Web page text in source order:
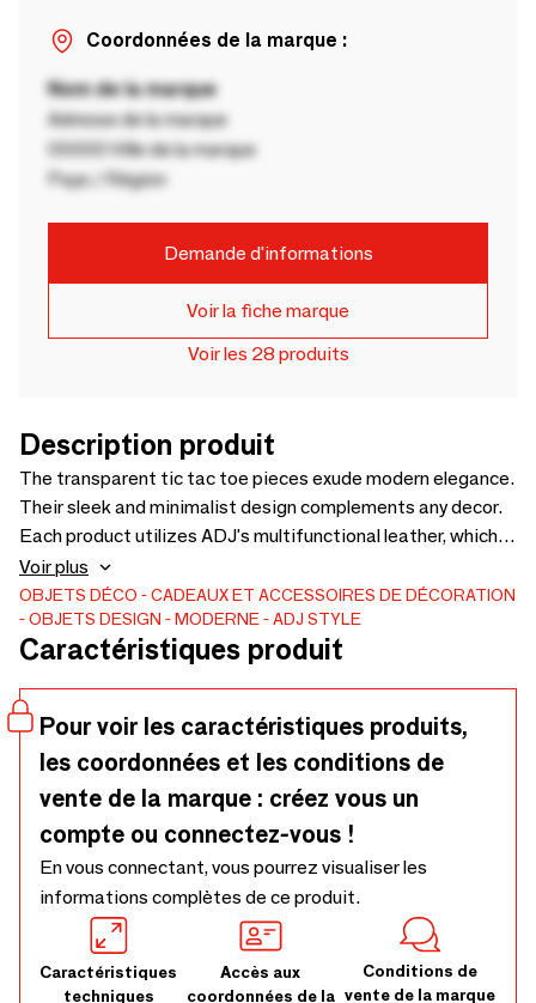
Coordonnées de la marque :
Nom de la marque
Adresse de la marque
00000 Ville de la marque
Pays / Région
Demande d'informations
Voir la fiche marque
Voir les 28 produits
Description produit
The transparent tic tac toe pieces exude modern elegance.
Their sleek and minimalist design complements any decor.
Each product utilizes ADJ's multifunctional leather, which
undergoes double-sided dyeing and a specialized anti-
vandal treatment, resulting in enhanced durability against
wear, scratches, and abrasions.
Voir plus
OBJETS DÉCO
CADEAUX ET ACCESSOIRES DE DÉCORATION
OBJETS DESIGN
MODERNE ADJ STYLE
Caractéristiques produit
Pour voir les caractéristiques produits,
les coordonnées et les conditions de
vente de la marque : créez vous un
compte ou connectez-vous !
En vous connectant, vous pourrez visualiser les
informations complètes de ce produit.
Caractéristiques
techniques
Accès aux
coordonnées de la
Conditions de
vente de la marque